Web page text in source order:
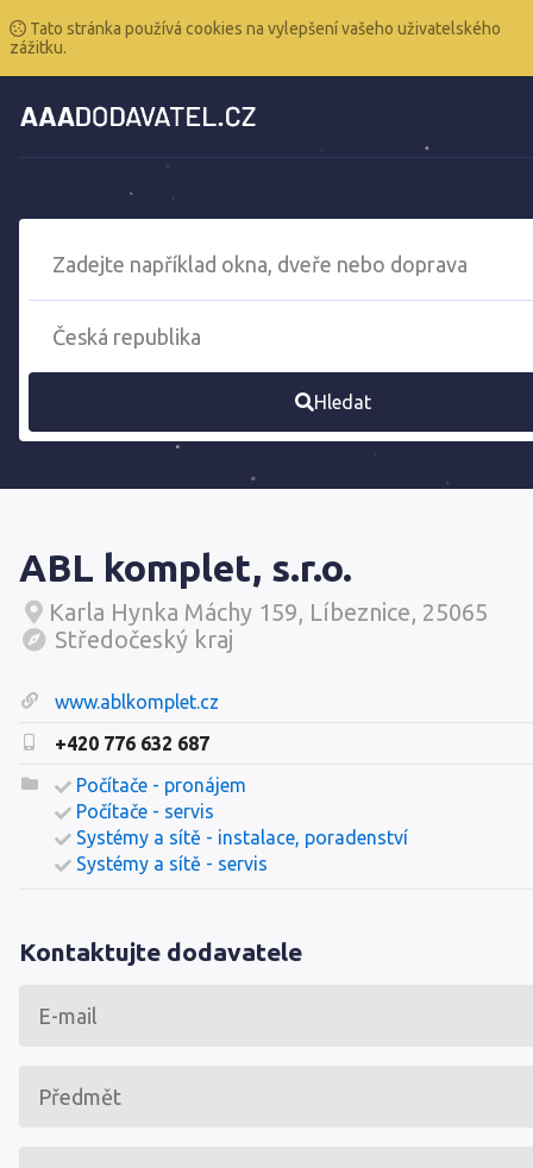
Tato stránka používá cookies na vylepšení vašeho uživatelského
zážitku.
Hledat
ABL komplet, s.r.o.
Karla Hynka Máchy 159, Líbeznice, 25065
Středočeský kraj
www.ablkomplet.cz
+420 776 632 687
Počítače - pronájem
Počítače - servis
Systémy a sítě - instalace, poradenství
Systémy a sítě - servis
Kontaktujte dodavatele